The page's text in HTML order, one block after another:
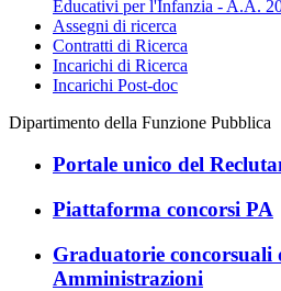
Educativi per l'Infanzia - A.A.
Assegni di ricerca
Contratti di Ricerca
Incarichi di Ricerca
Incarichi Post-doc
Dipartimento della Funzione Pubblica
Portale unico del
Piattaforma concorsi PA
Graduatorie concorsuali
Amministrazioni